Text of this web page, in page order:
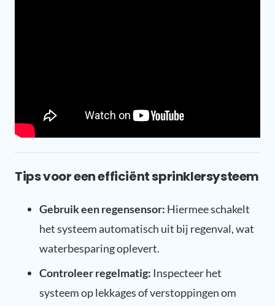
Tips voor een efficiënt sprinklersysteem
Gebruik een regensensor: Hiermee schakelt
het systeem automatisch uit bij regenval, wat
waterbesparing oplevert.
Controleer regelmatig: Inspecteer het
systeem op lekkages of verstoppingen om